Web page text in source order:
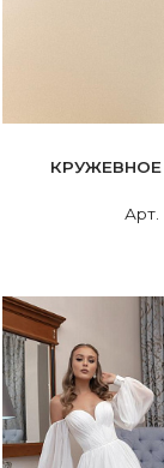
КРУЖЕВНОЕ
Арт.